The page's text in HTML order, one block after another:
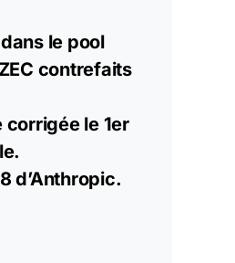
le pool
contrefaits
le 1er
d’Anthropic.